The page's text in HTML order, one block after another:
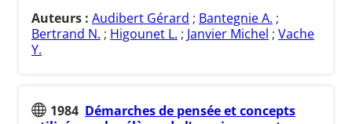
Auteurs : Audibert Gérard ; Bantegnie A. ;
Bertrand N. ; Higounet L. ; Janvier Michel ; Vache
Y.
1984 Démarches de pensée et concepts